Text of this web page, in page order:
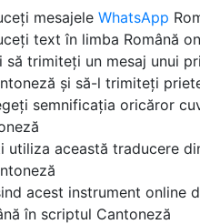
mesajeleWhatsApp
text în limba Română
să trimiteți un mesaj unui
și să-l trimiteți
semnificația oricăror
utiliza această traducere
acest instrument online
în scriptul Cantoneză